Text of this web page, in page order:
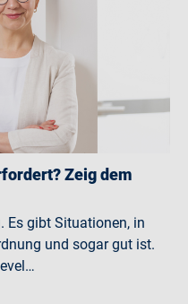
Zeig dem
Es gibt Situationen, in
und sogar gut ist.